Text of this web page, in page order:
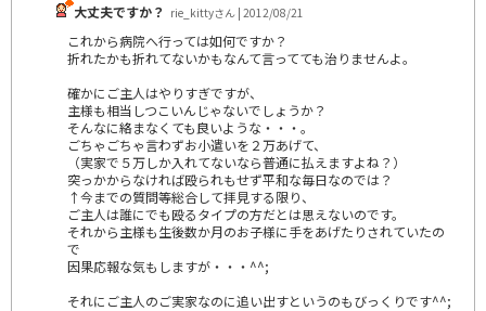
大丈夫ですか？ rie_kittyさん | 2012/08/21
これから病院へ行っては如何ですか？
折れたかも折れてないかもなんて言ってても治りませんよ。
確かにご主人はやりすぎですが、
主様も相当しつこいんじゃないでしょうか？
そんなに絡まなくても良いような・・・。
ごちゃごちゃ言わずお小遣いを２万あげて、
（実家で５万しか入れてないなら普通に払えますよね？）
突っかからなければ殴られもせず平和な毎日なのでは？
↑今までの質問等総合して拝見する限り、
ご主人は誰にでも殴るタイプの方だとは思えないのです。
それから主様も生後数か月のお子様に手をあげたりされていたの
で
因果応報な気もしますが・・・^^;
それにご主人のご実家なのに追い出すというのもびっくりです^^;